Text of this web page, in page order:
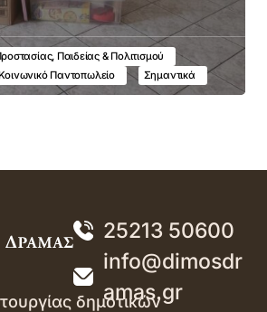
Παιδείας & Πολιτισμού
Κοινωνικό Παντοπωλείο Σημαντικά
25213 50600
info@dimosdr
amas.gr
δημοτικών